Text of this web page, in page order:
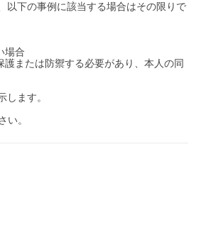
以下の事例に該当する場合はその限りで
場合
または防禦する必要があり、本人の同
ます。